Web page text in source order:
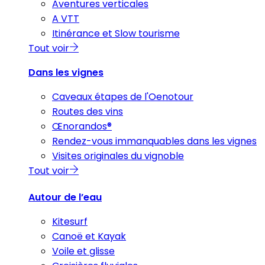
Aventures verticales
A VTT
Itinérance et Slow tourisme
Tout voir
Dans les vignes
Caveaux étapes de l'Oenotour
Routes des vins
Œnorandos®
Rendez-vous immanquables dans les vignes
Visites originales du vignoble
Tout voir
Autour de l’eau
Kitesurf
Canoë et Kayak
Voile et glisse